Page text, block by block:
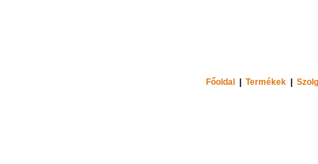
Főoldal Termékek|